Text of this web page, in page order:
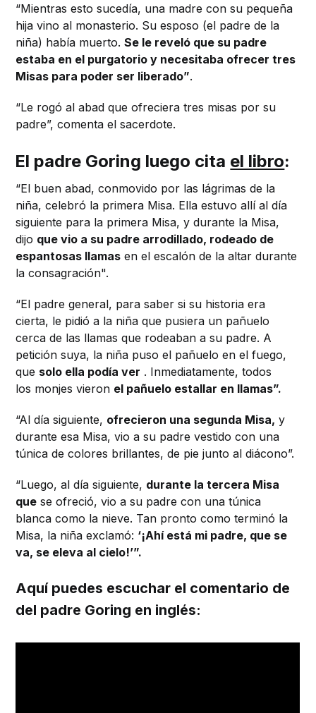
“Mientras esto sucedía, una madre con su pequeña
hija vino al monasterio. Su esposo (el padre de la
niña) había muerto.Se le reveló que su padre
estaba en el purgatorio y necesitaba ofrecer tres
Misas para poder ser liberado”.
“Le rogó al abad que ofreciera tres misas por su
padre”, comenta el sacerdote.
El padre Goring luego cita el libro:
“El buen abad, conmovido por las lágrimas de la
niña, celebró la primera Misa. Ella estuvo allí al día
siguiente para la primera Misa, y durante la Misa,
dijo que vio a su padre arrodillado, rodeado de
espantosas llamas en el escalón de la altar durante
la consagración".
“El padre general, para saber si su historia era
cierta, le pidió a la niña que pusiera un pañuelo
cerca de las llamas que rodeaban a su padre. A
petición suya, la niña puso el pañuelo en el fuego,
que solo ella podía ver . Inmediatamente, todos
los monjes vieron el pañuelo estallar en llamas”.
“Al día siguiente, ofrecieron una segunda Misa, y
durante esa Misa, vio a su padre vestido con una
túnica de colores brillantes, de pie junto al diácono”.
“Luego, al día siguiente, durante la tercera Misa
que se ofreció, vio a su padre con una túnica
blanca como la nieve. Tan pronto como terminó la
Misa, la niña exclamó: ‘¡Ahí está mi padre, que se
va, se eleva al cielo!’”.
Aquí puedes escuchar el comentario de
del padre Goring en inglés: